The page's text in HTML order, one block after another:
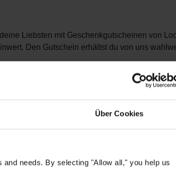
Über Cookies
needs. By selecting "Allow all," you help us
Liebsten mit Geschenkgutscheinen von
Den Gutschein erhältst du von uns
hier gerne auf deine erhaltene
deines Pakets möglich. Sollte dein Paket
mehr berücksichtigen können.